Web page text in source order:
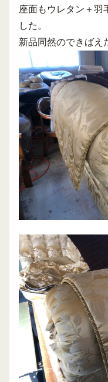
座面もウレタン＋羽
した。
新品同然のできばえ